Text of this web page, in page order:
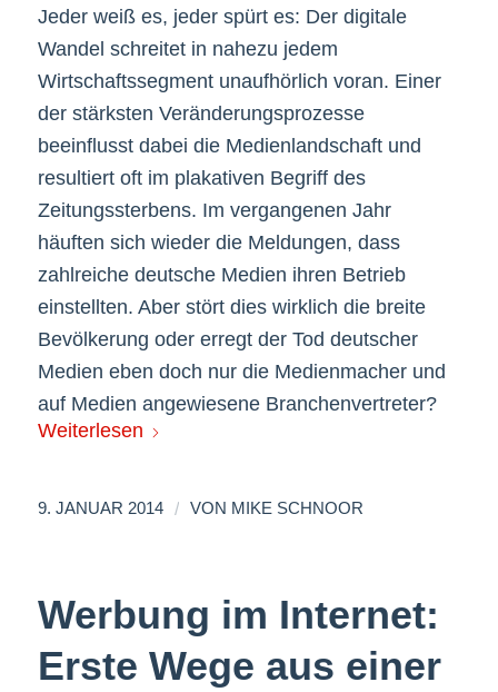
Jeder weiß es, jeder spürt es: Der digitale
Wandel schreitet in nahezu jedem
Wirtschaftssegment unaufhörlich voran. Einer
der stärksten Veränderungsprozesse
beeinflusst dabei die Medienlandschaft und
resultiert oft im plakativen Begriff des
Zeitungssterbens. Im vergangenen Jahr
häuften sich wieder die Meldungen, dass
zahlreiche deutsche Medien ihren Betrieb
einstellten. Aber stört dies wirklich die breite
Bevölkerung oder erregt der Tod deutscher
Medien eben doch nur die Medienmacher und
auf Medien angewiesene Branchenvertreter?
Weiterlesen
9. JANUAR 2014 / VON MIKE SCHNOOR
Werbung im Internet:
Erste Wege aus einer